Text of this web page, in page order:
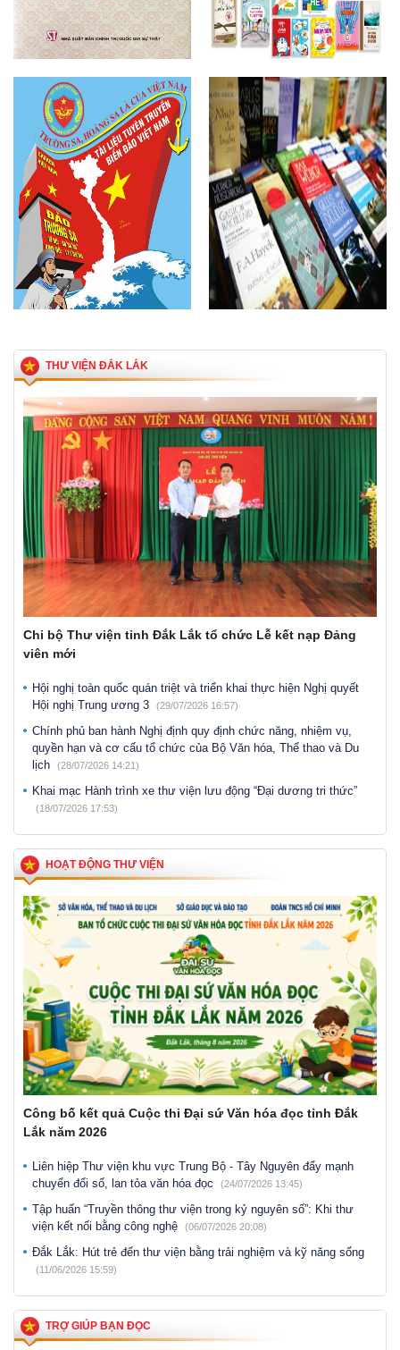
Lịch sử thành lập Đảng bộ tỉnh
Sách Thiếu nhi
Biển đảo Việt Nam Sách hay, sách đẹp
THƯ VIỆN ĐẮK LẮK
Chi bộ Thư viện tỉnh Đắk Lắk tổ chức Lễ kết nạp Đảng
viên mới
Hội nghị toàn quốc quán triệt và triển khai thực hiện Nghị quyết
Hội nghị Trung ương 3
(29/07/2026 16:57)
Chính phủ ban hành Nghị định quy định chức năng, nhiệm vụ,
quyền hạn và cơ cấu tổ chức của Bộ Văn hóa, Thể thao và Du
lịch
(28/07/2026 14:21)
Khai mạc Hành trình xe thư viện lưu động “Đại dương tri thức”
(18/07/2026 17:53)
HOẠT ĐỘNG THƯ VIỆN
Công bố kết quả Cuộc thi Đại sứ Văn hóa đọc tỉnh Đắk
Lắk năm 2026
Liên hiệp Thư viện khu vực Trung Bộ - Tây Nguyên đẩy mạnh
chuyển đổi số, lan tỏa văn hóa đọc
(24/07/2026 13:45)
Tập huấn “Truyền thông thư viện trong kỷ nguyên số”: Khi thư
viện kết nối bằng công nghệ
(06/07/2026 20:08)
Đắk Lắk: Hút trẻ đến thư viện bằng trải nghiệm và kỹ năng sống
(11/06/2026 15:59)
TRỢ GIÚP BẠN ĐỌC